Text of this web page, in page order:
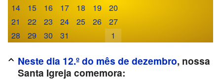
14
15 16 17 18 19
20
21
22 23 24 25 26
27
28
29 30 31 1
Neste dia 12.º do mês de dezembro, nossa
Santa Igreja comemora: